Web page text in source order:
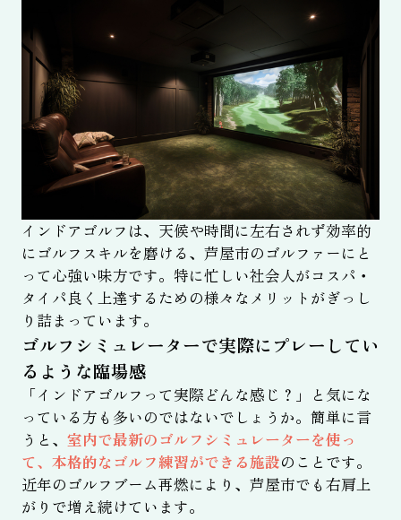
インドアゴルフは、天候や時間に左右されず効率的
にゴルフスキルを磨ける、芦屋市のゴルファーにと
って心強い味方です。特に忙しい社会人がコスパ・
タイパ良く上達するための様々なメリットがぎっし
り詰まっています。
ゴルフシミュレーターで実際にプレーしてい
るような臨場感
「インドアゴルフって実際どんな感じ？」と気にな
っている方も多いのではないでしょうか。簡単に言
うと、 室内で最新のゴルフシミュレーターを使っ
て、本格的なゴルフ練習ができる施設のことです。
近年のゴルフブーム再燃により、芦屋市でも右肩上
がりで増え続けています。